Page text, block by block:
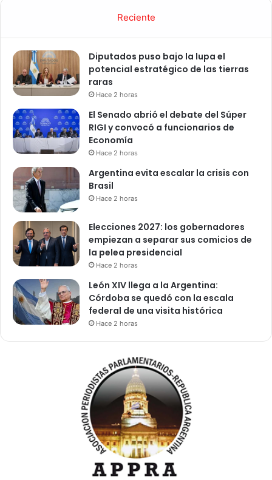
Reciente
Diputados puso bajo la lupa el
potencial estratégico de las tierras
raras
Hace 2 horas
El Senado abrió el debate del Súper
RIGI y convocó a funcionarios de
Economía
Hace 2 horas
Argentina evita escalar la crisis con
Brasil
Hace 2 horas
Elecciones 2027: los gobernadores
empiezan a separar sus comicios de
la pelea presidencial
Hace 2 horas
León XIV llega a la Argentina:
Córdoba se quedó con la escala
federal de una visita histórica
Hace 2 horas